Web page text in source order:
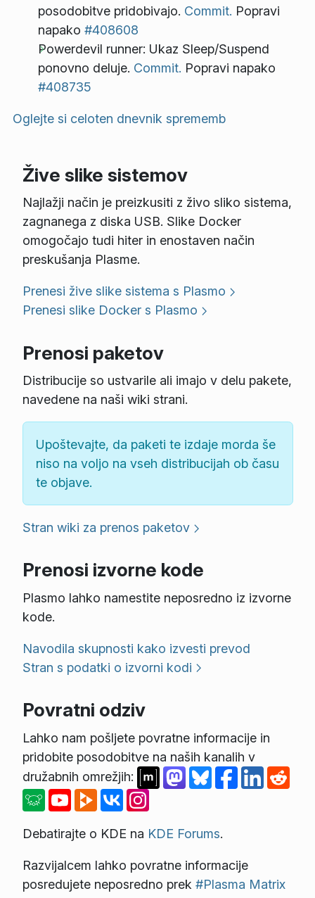
posodobitve pridobivajo. Commit. Popravi
napako #408608
Powerdevil runner: Ukaz Sleep/Suspend
ponovno deluje. Commit. Popravi napako
#408735
Oglejte si celoten dnevnik sprememb
Žive slike sistemov
Najlažji način je preizkusiti z živo sliko sistema,
zagnanega z diska USB. Slike Docker
omogočajo tudi hiter in enostaven način
preskušanja Plasme.
Prenesi žive slike sistema s Plasmo
Prenesi slike Docker s Plasmo
Prenosi paketov
Distribucije so ustvarile ali imajo v delu pakete,
navedene na naši wiki strani.
Upoštevajte, da paketi te izdaje morda še
niso na voljo na vseh distribucijah ob času
te objave.
Stran wiki za prenos paketov
Prenosi izvorne kode
Plasmo lahko namestite neposredno iz izvorne
kode.
Navodila skupnosti kako izvesti prevod
Stran s podatki o izvorni kodi
Povratni odziv
Lahko nam pošljete povratne informacije in
pridobite posodobitve na naših kanalih v
družabnih omrežjih:
Debatirajte o KDE na KDE Forums.
Razvijalcem lahko povratne informacije
posredujete neposredno prek #Plasma Matrix